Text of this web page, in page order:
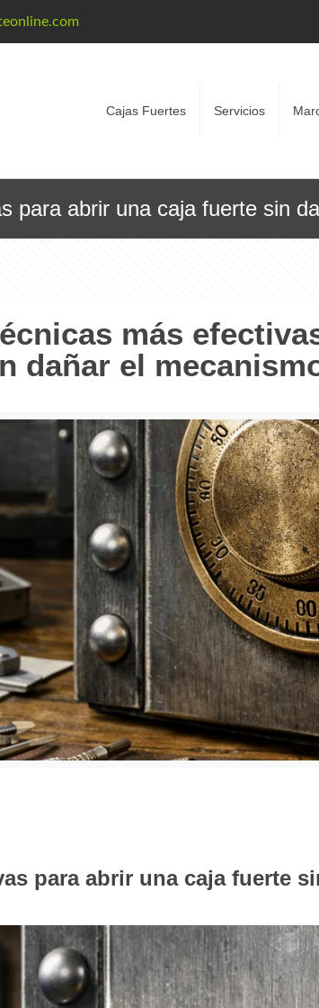
Cajas Fuertes Servicios
para abrir una caja fuerte sin
más
dañar el
para abrir una caja fuerte